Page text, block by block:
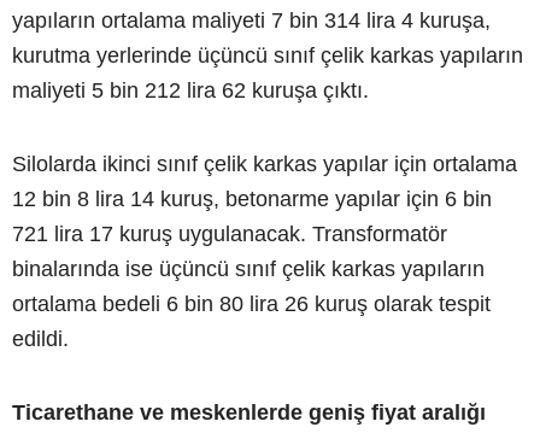
yapıların ortalama maliyeti 7 bin 314 lira 4 kuruşa,
kurutma yerlerinde üçüncü sınıf çelik karkas yapıların
maliyeti 5 bin 212 lira 62 kuruşa çıktı.
Silolarda ikinci sınıf çelik karkas yapılar için ortalama
12 bin 8 lira 14 kuruş, betonarme yapılar için 6 bin
721 lira 17 kuruş uygulanacak. Transformatör
binalarında ise üçüncü sınıf çelik karkas yapıların
ortalama bedeli 6 bin 80 lira 26 kuruş olarak tespit
edildi.
Ticarethane ve meskenlerde geniş fiyat aralığı